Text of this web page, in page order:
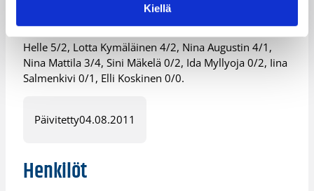
Kiellä
Suomi: Olivia Moskari 15/2, Maria Hiekkamäki 7/3,
Helle 5/2, Lotta Kymäläinen 4/2, Nina Augustin 4/1,
Nina Mattila 3/4, Sini Mäkelä 0/2, Ida Myllyoja 0/2, Iina
Salmenkivi 0/1, Elli Koskinen 0/0.
Päivitetty04.08.2011
Henkilöt